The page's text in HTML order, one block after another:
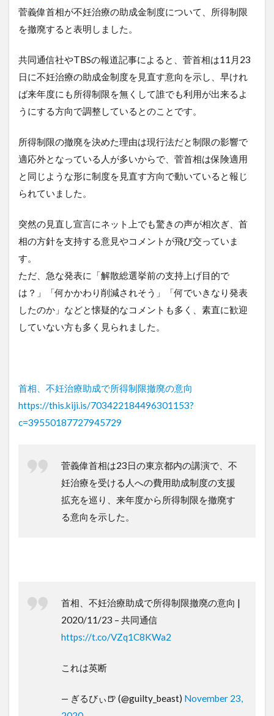
菅義偉首相が不妊治療の助成金制度について、所得制限
を撤廃すると表明しました。
共同通信社やTBSの報道記事によると、菅首相は11月23
日に不妊治療の助成金制度を見直す意向を示し、早けれ
ば来年度にも所得制限を無くして誰でも利用が出来るよ
うにする方向で調整しているとのことです。
所得制限の撤廃を決めた理由は現行法だと制限の影響で
適応外となっている人が多いからで、菅首相は保険適用
と同じような形に制度を見直す方向で動いていると報じ
られていました。
突然の見直し宣言にネット上でも驚きの声が相次ぎ、首
相の方針を支持する意見やコメントが飛び交っていま
す。
ただ、急な発表に「解散総選挙前の支持上げ目的で
は？」「何かかわり削減されそう」「何でいきなり発表
したのか」などと懐疑的なコメントも多く、素直に歓迎
していない方も多く見られました。
首相、不妊治療助成で所得制限撤廃の意向
https://this.kiji.is/703422184496301153?
c=39550187727945729
菅義偉首相は23日の東京都内の講演で、不
妊治療を受ける人への費用助成制度の支援
拡充を巡り、来年度から所得制限を撤廃す
る意向を示した。
首相、不妊治療助成で所得制限撤廃の意向 |
2020/11/23 – 共同通信
https://t.co/VZq1C8KWa2
これは英断
— ぎるびぃ🍺 (@guilty_beast) November 23,